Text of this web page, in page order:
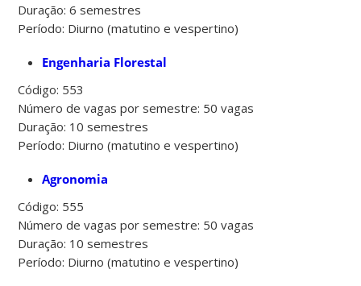
Duração: 6 semestres
Período: Diurno (matutino e vespertino)
Engenharia Florestal
Código: 553
Número de vagas por semestre: 50 vagas
Duração: 10 semestres
Período: Diurno (matutino e vespertino)
Agronomia
Código: 555
Número de vagas por semestre: 50 vagas
Duração: 10 semestres
Período: Diurno (matutino e vespertino)